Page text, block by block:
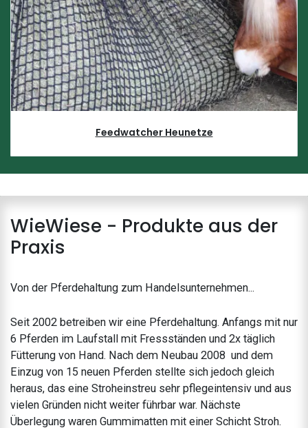
Feedwatcher Heunetze
WieWiese - Produkte aus der
Praxis
Von der Pferdehaltung zum Handelsunternehmen...
Seit 2002 betreiben wir eine Pferdehaltung. Anfangs mit nur
6 Pferden im Laufstall mit Fressständen und 2x täglich
Fütterung von Hand. Nach dem Neubau 2008 und dem
Einzug von 15 neuen Pferden stellte sich jedoch gleich
heraus, das eine Stroheinstreu sehr pflegeintensiv und aus
vielen Gründen nicht weiter führbar war. Nächste
Überlegung waren Gummimatten mit einer Schicht Stroh.